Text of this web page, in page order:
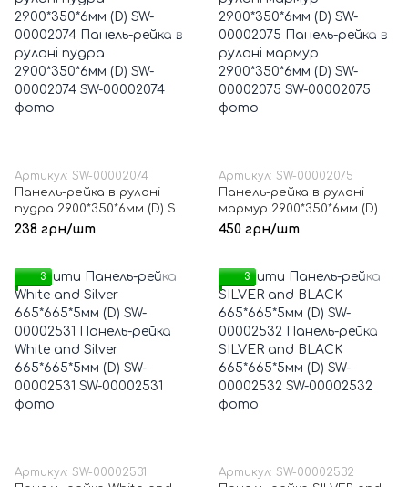
Артикул: SW-00002074
Панель-рейка в рулоні
пудра 2900*350*6мм (D) SW-
00002074
238 грн/шт
Артикул: SW-00002075
Панель-рейка в рулоні
мармур 2900*350*6мм (D)
SW-00002075
450 грн/шт
3
Артикул: SW-00002531
3
Артикул: SW-00002532